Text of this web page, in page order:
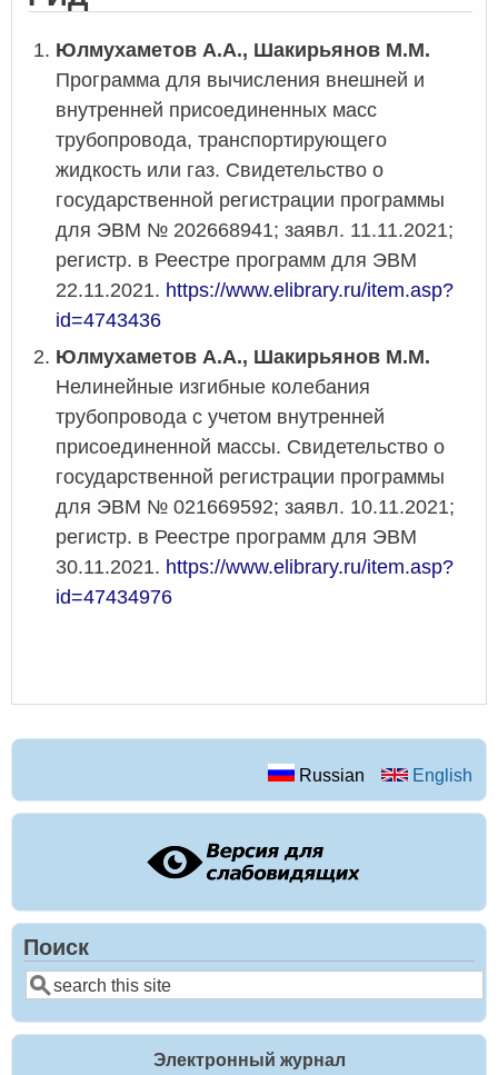
Юлмухаметов А.А., Шакирьянов М.М.
Программа для вычисления внешней и
внутренней присоединенных масс
трубопровода, транспортирующего
жидкость или газ. Свидетельство о
государственной регистрации программы
для ЭВМ № 202668941; заявл. 11.11.2021;
регистр. в Реестре программ для ЭВМ
22.11.2021. https://www.elibrary.ru/item.asp?
id=4743436
Юлмухаметов А.А., Шакирьянов М.М.
Нелинейные изгибные колебания
трубопровода с учетом внутренней
присоединенной массы. Свидетельство о
государственной регистрации программы
для ЭВМ № 021669592; заявл. 10.11.2021;
регистр. в Реестре программ для ЭВМ
30.11.2021. https://www.elibrary.ru/item.asp?
id=47434976
Russian English
Поиск
Поиск
Электронный журнал